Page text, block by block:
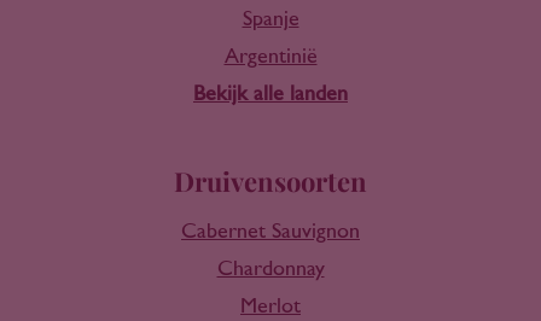
Spanje
Argentinië
Bekijk alle landen
Druivensoorten
Cabernet Sauvignon
Chardonnay
Merlot